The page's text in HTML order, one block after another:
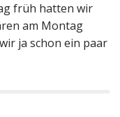
früh hatten wir
am Montag
ja schon ein paar